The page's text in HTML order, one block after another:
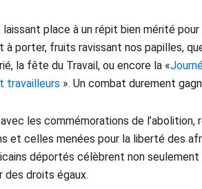
laissant place à un répit bien mérité
à porter, fruits ravissant nos papilles,
la fête du Travail, ou encore la «
travailleurs ». Un combat durement
les commémorations de
et celles menées pour la liberté des
déportés célèbrent non seulement
des droits égaux.